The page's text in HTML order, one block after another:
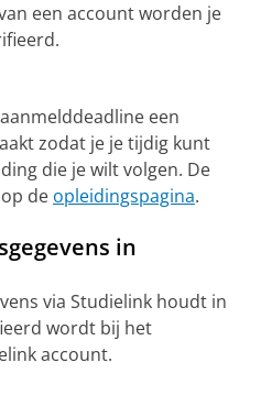
een account worden je
een
zodat je je tijdig kunt
die je wilt volgen. De
de opleidingspagina.
in
via Studielink houdt in
wordt bij het
account.